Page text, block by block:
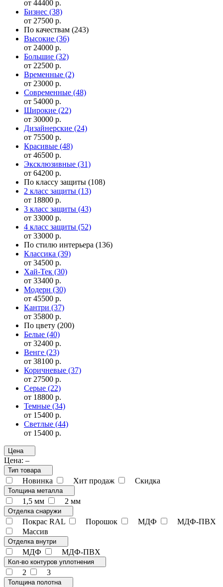
от 44400 р.
Бизнес (38)
от 27500 р.
По качествам (243)
Высокие (36)
от 24000 р.
Большие (32)
от 22500 р.
Временные (2)
от 23000 р.
Современные (48)
от 54000 р.
Широкие (22)
от 30000 р.
Дизайнерские (24)
от 75500 р.
Красивые (48)
от 46500 р.
Эксклюзивные (31)
от 64200 р.
По классу защиты (108)
2 класс защиты (13)
от 18800 р.
3 класс защиты (43)
от 33000 р.
4 класс защиты (52)
от 33000 р.
По стилю интерьера (136)
Классика (39)
от 34500 р.
Хай-Тек (30)
от 33400 р.
Модерн (30)
от 45500 р.
Кантри (37)
от 35800 р.
По цвету (200)
Белые (40)
от 32400 р.
Венге (23)
от 38100 р.
Коричневые (37)
от 27500 р.
Серые (22)
от 18800 р.
Темные (34)
от 15400 р.
Светлые (44)
от 15400 р.
Цена
Цена: –
Тип товара
Новинка Хит продаж Скидка
Толщина металла
1,5 мм 2 мм
Отделка снаружи
Покрас RAL Порошок МДФ
МДФ-ПВХ
Массив
Отделка внутри
МДФ МДФ-ПВХ
Кол-во контуров уплотнения
2 3
Толщина полотна